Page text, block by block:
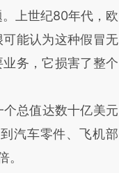
上世纪80年代，欧
能认为这种假冒无
务，它损害了整个
总值达数十亿美元
汽车零件、飞机部
。